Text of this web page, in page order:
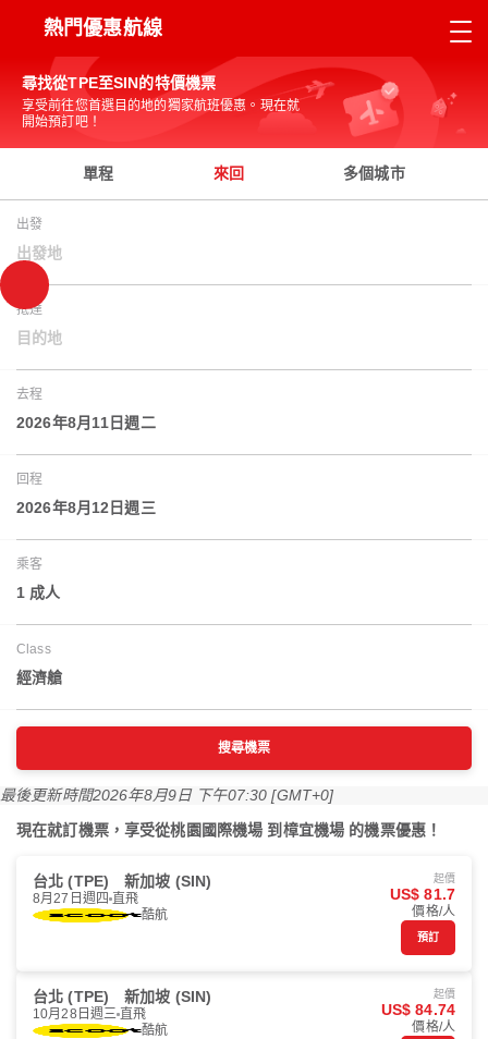
熱門優惠航線
尋找從TPE至SIN的特價機票
享受前往您首選目的地的獨家航班優惠。現在就
開始預訂吧！
單程 來回 多個城市
出發
出發地
抵達
目的地
去程
2026年8月11日週二
回程
2026年8月12日週三
乘客
1 成人
Class
經濟艙
搜尋機票
最後更新時間2026年8月9日 下午07:30 [GMT+0]
現在就訂機票，享受從桃園國際機場 到樟宜機場 的機票優惠！
台北 (TPE) 新加坡 (SIN)
8月27日週四 直飛
酷航
起價
US$ 81.7
價格/人
預訂
台北 (TPE) 新加坡 (SIN)
10月28日週三 直飛
酷航
起價
US$ 84.74
價格/人